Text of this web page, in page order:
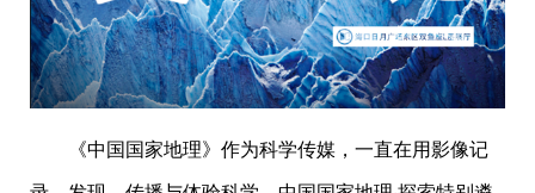
《中国国家地理》作为科学传媒，一直在用影像记